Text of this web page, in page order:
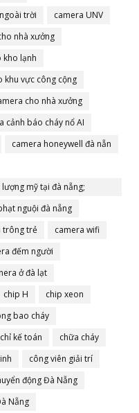
trời
camera UNV
nhà xưởng
kho lạnh
khu vực công cộng
cho nhà xưởng
cảnh báo cháy nổ AI
camera honeywell đà nẵn
mỹ tại đà nẵng;
nguội đà nẵng
trông trẻ
camera wifi
đếm người
ở đà lạt
chip H
chip xeon
bao cháy
kế toán
chữa cháy
công viên giải trí
động Đà Nẵng
Nẵng